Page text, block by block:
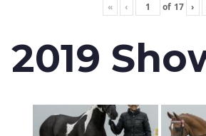
« ‹ of 17 ›
2019